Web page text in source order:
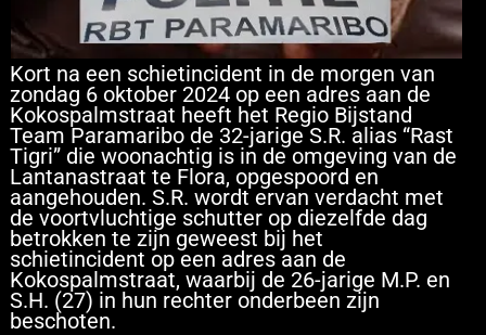
Kort na een schietincident in de morgen van
zondag 6 oktober 2024 op een adres aan de
Kokospalmstraat heeft het Regio Bijstand
Team Paramaribo de 32-jarige S.R. alias “Rast
Tigri” die woonachtig is in de omgeving van de
Lantanastraat te Flora, opgespoord en
aangehouden. S.R. wordt ervan verdacht met
de voortvluchtige schutter op diezelfde dag
betrokken te zijn geweest bij het
schietincident op een adres aan de
Kokospalmstraat, waarbij de 26-jarige M.P. en
S.H. (27) in hun rechter onderbeen zijn
beschoten.